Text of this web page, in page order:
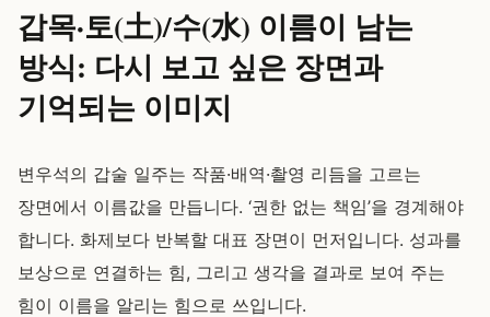
갑목·토(土)/수(水) 이름이 남는
방식: 다시 보고 싶은 장면과
기억되는 이미지
변우석의 갑술 일주는 작품·배역·촬영 리듬을 고르는
장면에서 이름값을 만듭니다. ‘권한 없는 책임’을 경계해야
합니다. 화제보다 반복할 대표 장면이 먼저입니다. 성과를
보상으로 연결하는 힘, 그리고 생각을 결과로 보여 주는
힘이 이름을 알리는 힘으로 쓰입니다.